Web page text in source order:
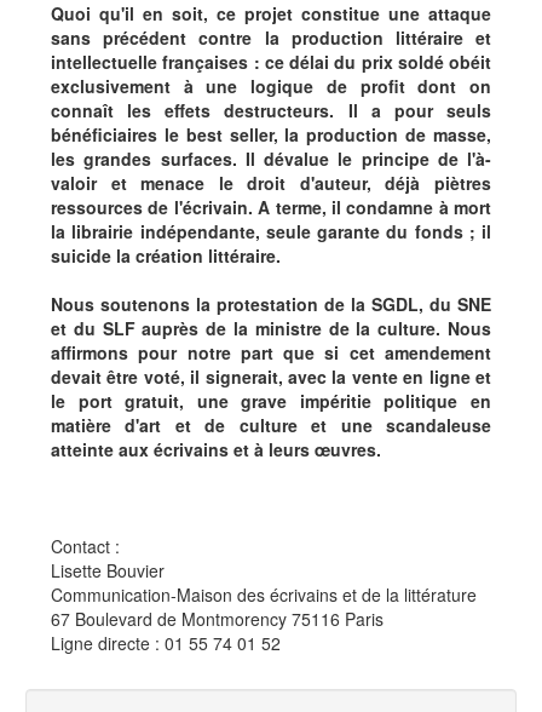
Quoi qu'il en soit, ce projet constitue une attaque
sans précédent contre la production littéraire et
intellectuelle françaises : ce délai du prix soldé obéit
exclusivement à une logique de profit dont on
connaît les effets destructeurs. Il a pour seuls
bénéficiaires le best seller, la production de masse,
les grandes surfaces. Il dévalue le principe de l'à-
valoir et menace le droit d'auteur, déjà piètres
ressources de l'écrivain. A terme, il condamne à mort
la librairie indépendante, seule garante du fonds ; il
suicide la création littéraire.
Nous soutenons la protestation de la SGDL, du SNE
et du SLF auprès de la ministre de la culture. Nous
affirmons pour notre part que si cet amendement
devait être voté, il signerait, avec la vente en ligne et
le port gratuit, une grave impéritie politique en
matière d'art et de culture et une scandaleuse
atteinte aux écrivains et à leurs œuvres.
Contact :
Lisette Bouvier
Communication-Maison des écrivains et de la littérature
67 Boulevard de Montmorency 75116 Paris
Ligne directe : 01 55 74 01 52